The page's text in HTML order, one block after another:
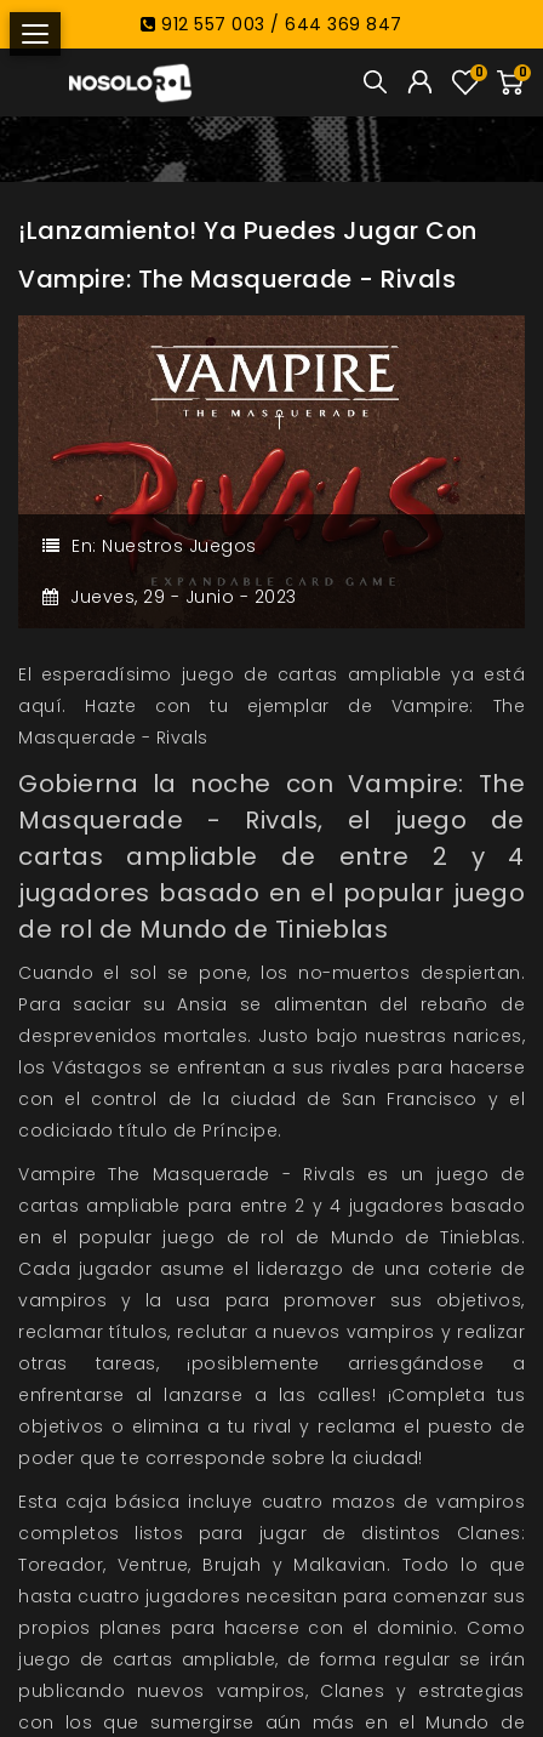
912 557 003 / 644 369 847
0
0
¡Lanzamiento! Ya Puedes Jugar Con
Vampire: The Masquerade - Rivals
En: Nuestros Juegos
Jueves, 29 - Junio - 2023
El esperadísimo juego de cartas ampliable ya está
aquí. Hazte con tu ejemplar de Vampire: The
Masquerade - Rivals
Gobierna la noche con Vampire: The
Masquerade - Rivals, el juego de
cartas ampliable de entre 2 y 4
jugadores basado en el popular juego
de rol de Mundo de Tinieblas
Cuando el sol se pone, los no-muertos despiertan.
Para saciar su Ansia se alimentan del rebaño de
desprevenidos mortales. Justo bajo nuestras narices,
los Vástagos se enfrentan a sus rivales para hacerse
con el control de la ciudad de San Francisco y el
codiciado título de Príncipe.
Vampire The Masquerade - Rivals es un juego de
cartas ampliable para entre 2 y 4 jugadores basado
en el popular juego de rol de Mundo de Tinieblas.
Cada jugador asume el liderazgo de una coterie de
vampiros y la usa para promover sus objetivos,
reclamar títulos, reclutar a nuevos vampiros y realizar
otras tareas, ¡posiblemente arriesgándose a
enfrentarse al lanzarse a las calles! ¡Completa tus
objetivos o elimina a tu rival y reclama el puesto de
poder que te corresponde sobre la ciudad!
Esta caja básica incluye cuatro mazos de vampiros
completos listos para jugar de distintos Clanes:
Toreador, Ventrue, Brujah y Malkavian. Todo lo que
hasta cuatro jugadores necesitan para comenzar sus
propios planes para hacerse con el dominio. Como
juego de cartas ampliable, de forma regular se irán
publicando nuevos vampiros, Clanes y estrategias
con los que sumergirse aún más en el Mundo de